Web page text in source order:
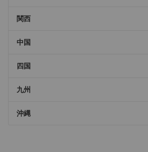
関西
中国
四国
九州
沖縄